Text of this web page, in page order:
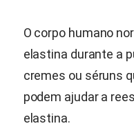
O corpo humano
elastina durante a
cremes ou séruns
podem ajudar a
elastina.